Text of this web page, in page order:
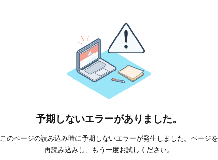
予期しないエラーがありました。
このページの読み込み時に予期しないエラーが発生しました。ページを
再読み込みし、もう一度お試しください。